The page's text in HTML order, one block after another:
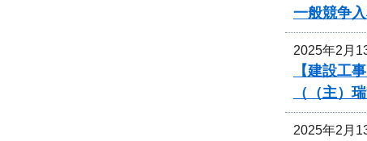
一般競争
2025年2月
【建設工
（（主）
2025年2月